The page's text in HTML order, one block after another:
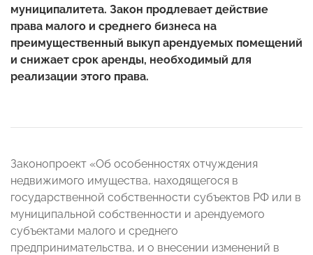
муниципалитета. Закон продлевает действие
права малого и среднего бизнеса на
преимущественный выкуп арендуемых помещений
и снижает срок аренды, необходимый для
реализации этого права.
Законопроект «Об особенностях отчуждения
недвижимого имущества, находящегося в
государственной собственности субъектов РФ или в
муниципальной собственности и арендуемого
субъектами малого и среднего
предпринимательства, и о внесении изменений в